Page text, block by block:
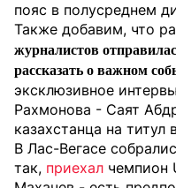
пояс в полусреднем
Также добавим, что
журналистов
рассказать о важном
эксклюзивное
Рахмонова - Саят
казахстанца на титул
В Лас-Вегасе
так, приехал чемпион